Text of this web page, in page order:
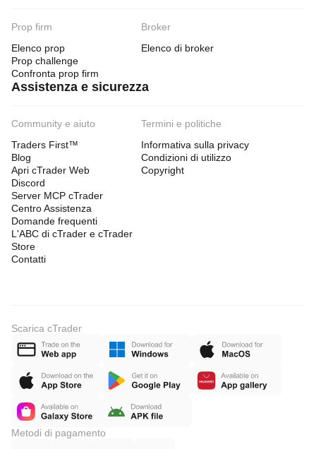
Prop firm
Elenco prop
Prop challenge
Confronta prop firm
Broker
Elenco di broker
Assistenza e sicurezza
Community e aiuto
Traders First™
Blog
Apri cTrader Web
Discord
Server MCP cTrader
Centro Assistenza
Domande frequenti
L'ABC di cTrader e cTrader
Store
Contatti
Termini e politiche
Informativa sulla privacy
Condizioni di utilizzo
Copyright
Scarica cTrader
Metodi di pagamento